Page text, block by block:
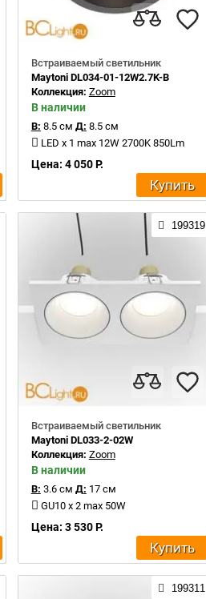
Встраиваемый светильник
Maytoni DL034-01-12W2.7K-B
Коллекция: Zoom
В наличии
В: 8.5 см Д: 8.5 см
LED x 1 max 12W 2700K 850Lm
Цена: 4 050 Р.
Купить
199319
Встраиваемый светильник
Maytoni DL033-2-02W
Коллекция: Zoom
В наличии
В: 3.6 см Д: 17 см
GU10 x 2 max 50W
Цена: 3 530 Р.
Купить
199311